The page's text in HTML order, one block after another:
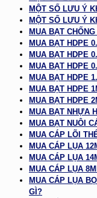
MỘT SỐ LƯU Ý
MỘT SỐ LƯU Ý
MUA BẠT
MUA BẠT HDPE
MUA BẠT HDPE
MUA BẠT HDPE
MUA BẠT HDPE
MUA BẠT HDPE
MUA BẠT HDPE
MUA BẠT NHỰA
MUA BẠT NUÔI
MUA CÁP LÕI
MUA CÁP LỤA
MUA CÁP LỤA
MUA CÁP LỤA
MUA CÁP LỤA
GÌ?